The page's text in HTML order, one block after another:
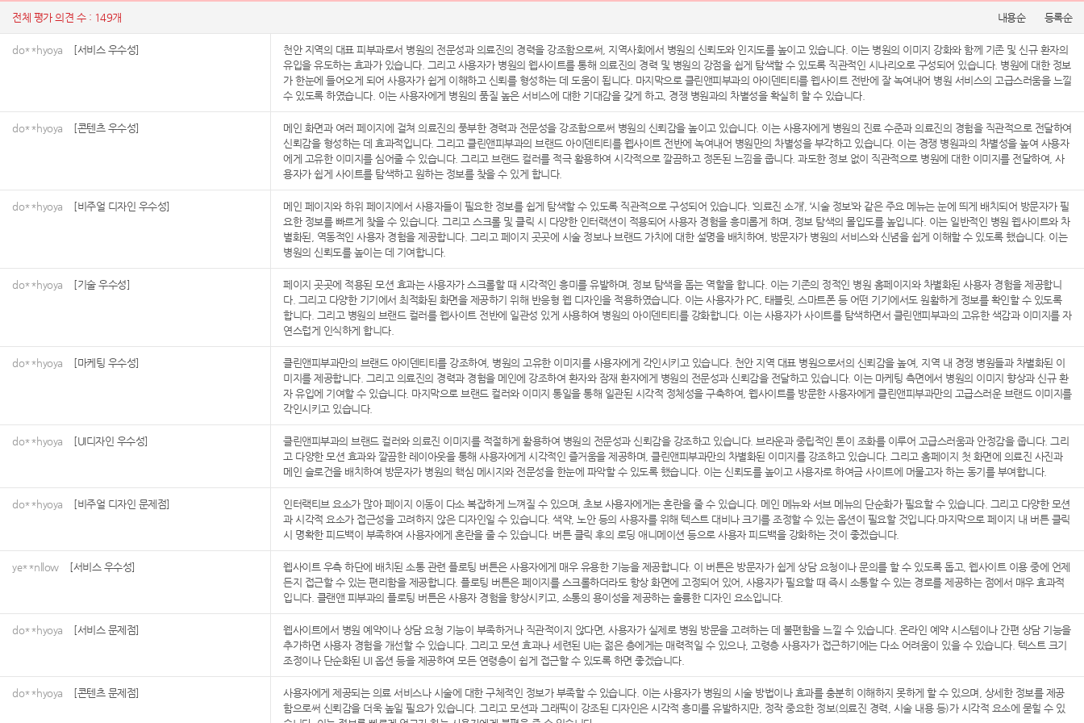
전체 평가 의견 수 : 149개 내용순 등록순
do**hyoya [서비스 우수성]
천안 지역의 대표 피부과로서 병원의 전문성과 의료진의 경력을 강조함으로써, 지역사회에서 병원의 신뢰도와 인지도를 높이고 있습니다. 이는 병원의 이미지 강화와 함께 기존 및 신규 환자의
유입을 유도하는 효과가 있습니다. 그리고 사용자가 병원의 웹사이트를 통해 의료진의 경력 및 병원의 강점을 쉽게 탐색할 수 있도록 직관적인 시나리오로 구성되어 있습니다. 병원에 대한 정보
가 한눈에 들어오게 되어 사용자가 쉽게 이해하고 신뢰를 형성하는 데 도움이 됩니다. 마지막으로 클린앤피부과의 아이덴티티를 웹사이트 전반에 잘 녹여내어 병원 서비스의 고급스러움을 느낄
수 있도록 하였습니다. 이는 사용자에게 병원의 품질 높은 서비스에 대한 기대감을 갖게 하고, 경쟁 병원과의 차별성을 확실히 할 수 있습니다.
do**hyoya [콘텐츠 우수성]
메인 화면과 여러 페이지에 걸쳐 의료진의 풍부한 경력과 전문성을 강조함으로써 병원의 신뢰감을 높이고 있습니다. 이는 사용자에게 병원의 진료 수준과 의료진의 경험을 직관적으로 전달하여
신뢰감을 형성하는 데 효과적입니다. 그리고 클린앤피부과의 브랜드 아이덴티티를 웹사이트 전반에 녹여내어 병원만의 차별성을 부각하고 있습니다. 이는 경쟁 병원과의 차별성을 높여 사용자
에게 고유한 이미지를 심어줄 수 있습니다. 그리고 브랜드 컬러를 적극 활용하여 시각적으로 깔끔하고 정돈된 느낌을 줍니다. 과도한 정보 없이 직관적으로 병원에 대한 이미지를 전달하여, 사
용자가 쉽게 사이트를 탐색하고 원하는 정보를 찾을 수 있게 합니다.
do**hyoya [비주얼 디자인 우수성]
메인 페이지와 하위 페이지에서 사용자들이 필요한 정보를 쉽게 탐색할 수 있도록 직관적으로 구성되어 있습니다. ‘의료진 소개’, ‘시술 정보’와 같은 주요 메뉴는 눈에 띄게 배치되어 방문자가 필
요한 정보를 빠르게 찾을 수 있습니다. 그리고 스크롤 및 클릭 시 다양한 인터랙션이 적용되어 사용자 경험을 흥미롭게 하며, 정보 탐색의 몰입도를 높입니다. 이는 일반적인 병원 웹사이트와 차
별화된, 역동적인 사용자 경험을 제공합니다. 그리고 페이지 곳곳에 시술 정보나 브랜드 가치에 대한 설명을 배치하여, 방문자가 병원의 서비스와 신념을 쉽게 이해할 수 있도록 했습니다. 이는
병원의 신뢰도를 높이는 데 기여합니다.
do**hyoya [기술 우수성]
페이지 곳곳에 적용된 모션 효과는 사용자가 스크롤할 때 시각적인 흥미를 유발하며, 정보 탐색을 돕는 역할을 합니다. 이는 기존의 정적인 병원 홈페이지와 차별화된 사용자 경험을 제공합니
다. 그리고 다양한 기기에서 최적화된 화면을 제공하기 위해 반응형 웹 디자인을 적용하였습니다. 이는 사용자가 PC, 태블릿, 스마트폰 등 어떤 기기에서도 원활하게 정보를 확인할 수 있도록
합니다. 그리고 병원의 브랜드 컬러를 웹사이트 전반에 일관성 있게 사용하여 병원의 아이덴티티를 강화합니다. 이는 사용자가 사이트를 탐색하면서 클린앤피부과의 고유한 색감과 이미지를 자
연스럽게 인식하게 합니다.
do**hyoya [마케팅 우수성]
클린앤피부과만의 브랜드 아이덴티티를 강조하여, 병원의 고유한 이미지를 사용자에게 각인시키고 있습니다. 천안 지역 대표 병원으로서의 신뢰감을 높여, 지역 내 경쟁 병원들과 차별화된 이
미지를 제공합니다. 그리고 의료진의 경력과 경험을 메인에 강조하여 환자와 잠재 환자에게 병원의 전문성과 신뢰감을 전달하고 있습니다. 이는 마케팅 측면에서 병원의 이미지 향상과 신규 환
자 유입에 기여할 수 있습니다. 마지막으로 브랜드 컬러와 이미지 통일을 통해 일관된 시각적 정체성을 구축하여, 웹사이트를 방문한 사용자에게 클린앤피부과만의 고급스러운 브랜드 이미지를
각인시키고 있습니다.
do**hyoya [UI디자인 우수성]
클린앤피부과의 브랜드 컬러와 의료진 이미지를 적절하게 활용하여 병원의 전문성과 신뢰감을 강조하고 있습니다. 브라운과 중립적인 톤이 조화를 이루어 고급스러움과 안정감을 줍니다. 그리
고 다양한 모션 효과와 깔끔한 레이아웃을 통해 사용자에게 시각적인 즐거움을 제공하며, 클린앤피부과만의 차별화된 이미지를 강조하고 있습니다. 그리고 홈페이지 첫 화면에 의료진 사진과
메인 슬로건을 배치하여 방문자가 병원의 핵심 메시지와 전문성을 한눈에 파악할 수 있도록 했습니다. 이는 신뢰도를 높이고 사용자로 하여금 사이트에 머물고자 하는 동기를 부여합니다.
do**hyoya [비주얼 디자인 문제점]
인터랙티브 요소가 많아 페이지 이동이 다소 복잡하게 느껴질 수 있으며, 초보 사용자에게는 혼란을 줄 수 있습니다. 메인 메뉴와 서브 메뉴의 단순화가 필요할 수 있습니다. 그리고 다양한 모션
과 시각적 요소가 접근성을 고려하지 않은 디자인일 수 있습니다. 색약, 노안 등의 사용자를 위해 텍스트 대비나 크기를 조정할 수 있는 옵션이 필요할 것입니다.마지막으로 페이지 내 버튼 클릭
시 명확한 피드백이 부족하여 사용자에게 혼란을 줄 수 있습니다. 버튼 클릭 후의 로딩 애니메이션 등으로 사용자 피드백을 강화하는 것이 좋겠습니다.
ye**nllow [서비스 우수성]
웹사이트 우측 하단에 배치된 소통 관련 플로팅 버튼은 사용자에게 매우 유용한 기능을 제공합니다. 이 버튼은 방문자가 쉽게 상담 요청이나 문의를 할 수 있도록 돕고, 웹사이트 이용 중에 언제
든지 접근할 수 있는 편리함을 제공합니다. 플로팅 버튼은 페이지를 스크롤하더라도 항상 화면에 고정되어 있어, 사용자가 필요할 때 즉시 소통할 수 있는 경로를 제공하는 점에서 매우 효과적
입니다. 클랜앤 피부과의 플로팅 버튼은 사용자 경험을 향상시키고, 소통의 용이성을 제공하는 훌륭한 디자인 요소입니다.
do**hyoya [서비스 문제점]
웹사이트에서 병원 예약이나 상담 요청 기능이 부족하거나 직관적이지 않다면, 사용자가 실제로 병원 방문을 고려하는 데 불편함을 느낄 수 있습니다. 온라인 예약 시스템이나 간편 상담 기능을
추가하면 사용자 경험을 개선할 수 있습니다. 그리고 모션 효과나 세련된 UI는 젊은 층에게는 매력적일 수 있으나, 고령층 사용자가 접근하기에는 다소 어려움이 있을 수 있습니다. 텍스트 크기
조정이나 단순화된 UI 옵션 등을 제공하여 모든 연령층이 쉽게 접근할 수 있도록 하면 좋겠습니다.
do**hyoya [콘텐츠 문제점]
사용자에게 제공되는 의료 서비스나 시술에 대한 구체적인 정보가 부족할 수 있습니다. 이는 사용자가 병원의 시술 방법이나 효과를 충분히 이해하지 못하게 할 수 있으며, 상세한 정보를 제공
함으로써 신뢰감을 더욱 높일 필요가 있습니다. 그리고 모션과 그래픽이 강조된 디자인은 시각적 흥미를 유발하지만, 정작 중요한 정보(의료진 경력, 시술 내용 등)가 시각적 요소에 묻힐 수 있